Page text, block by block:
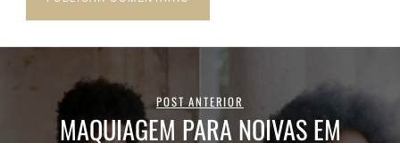
POST ANTERIOR
MAQUIAGEM PARA NOIVAS EM